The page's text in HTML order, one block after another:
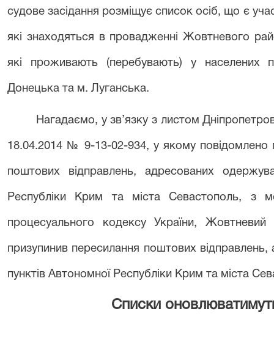
судове засідання розміщує список осіб, що є
які знаходяться в провадженніЖовтневого
які проживають (перебувають) у населених
Донецька та м. Луганська.
Нагадаємо, у зв’язку з листом
18.04.2014 № 9-13-02-934, у якому повідомлено
поштових відправлень, адресованих
Республіки Крим та міста Севастополь, з
процесуального кодексу України,
призупинив пересилання поштових
пунктів Автономної Республіки Крим та міста
Списки